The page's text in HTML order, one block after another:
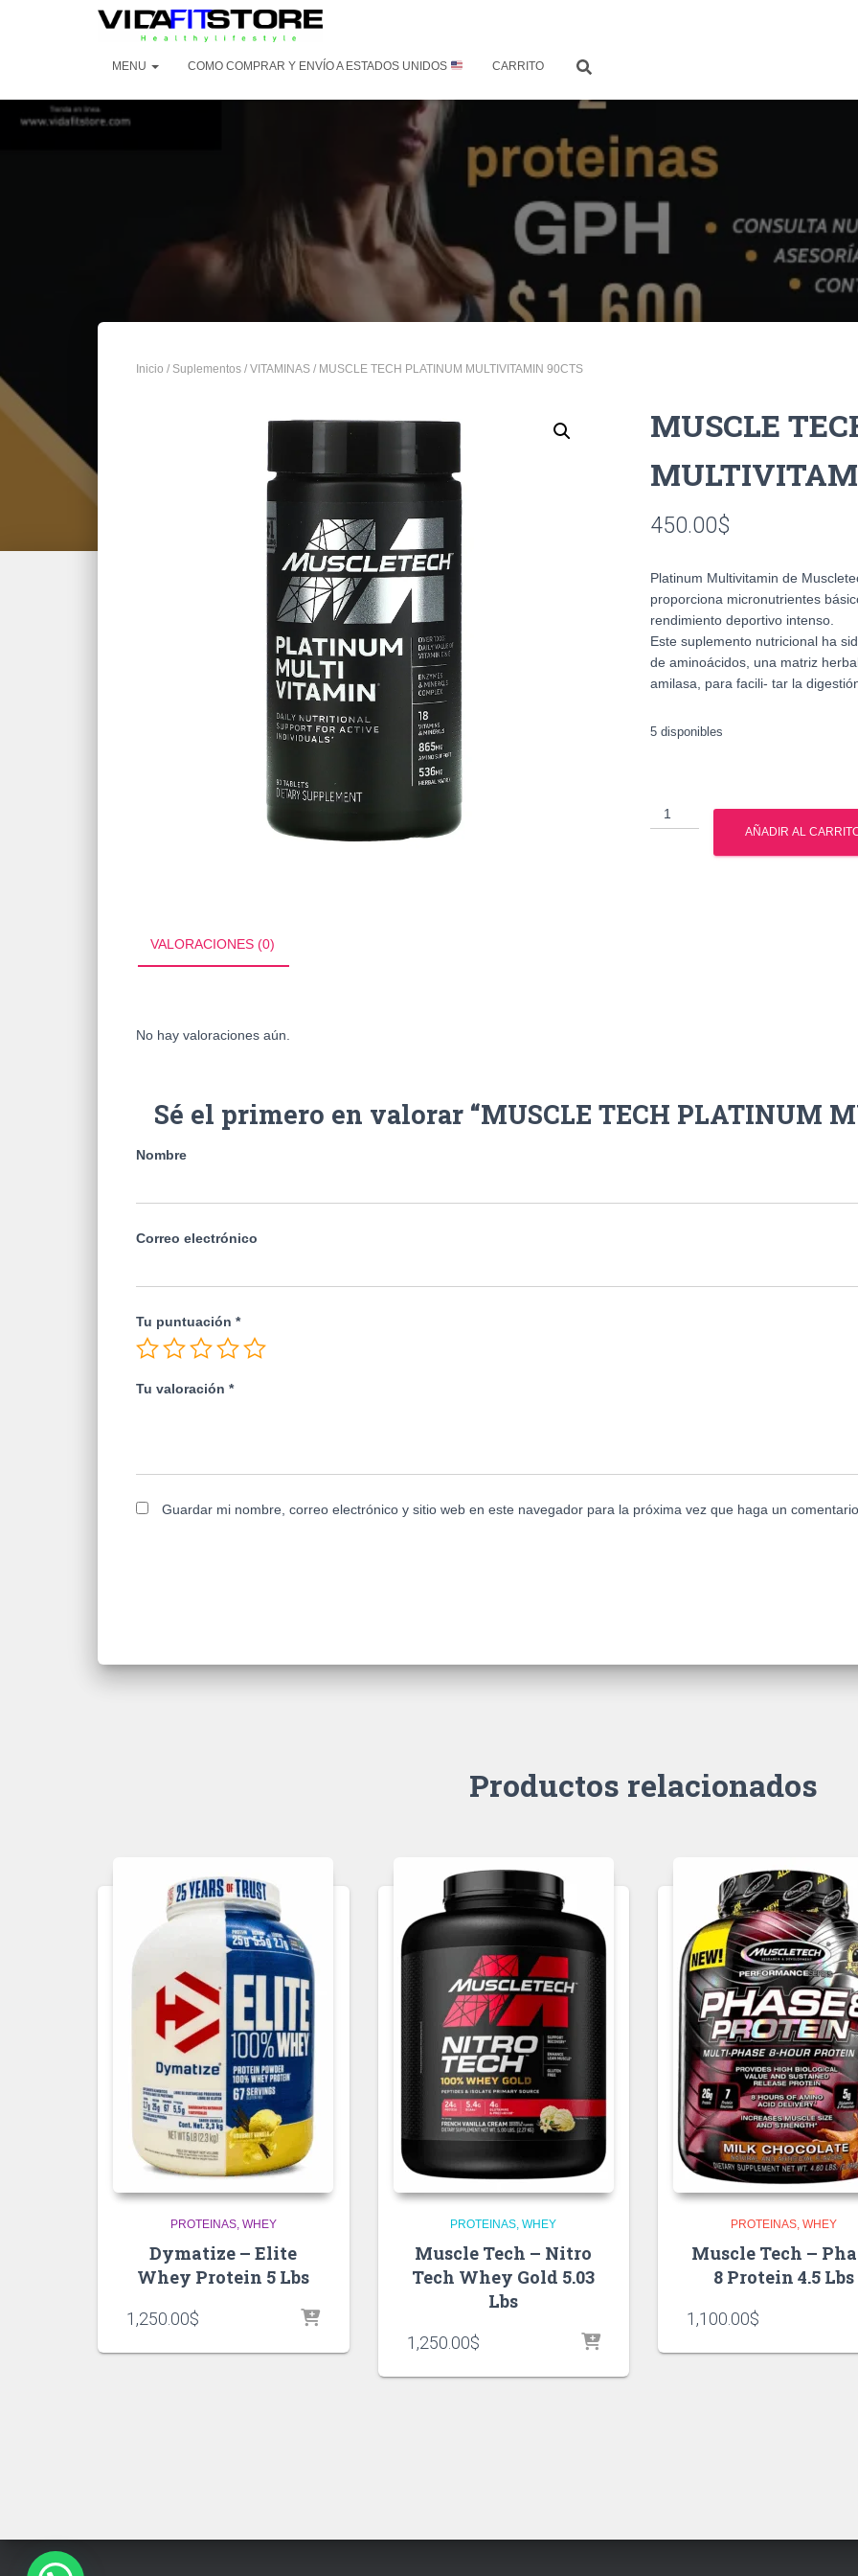
MENU COMO COMPRAR Y ENVÍO A ESTADOS UNIDOS CARRITO
Inicio / Suplementos / VITAMINAS / MUSCLE TECH PLATINUM MULTIVITAMIN 90CTS
MUSCLE
450.00$
Platinum Multivitamin de
proporciona micronutrientes
rendimiento deportivo intenso.
Este suplemento nutricional ha
de aminoácidos, una matriz
amilasa, para facili- tar la
5 disponibles
MUSCLE
TECH
PLATINUM
AÑADIR AL
VALORACIONES (0)
No hay valoraciones aún.
Sé el primero en valorar “MUSCLE TECH PLATINUM
Nombre
Correo electrónico
Tu puntuación *
Tu valoración *
Guardar mi nombre, correo electrónico y sitio web en este navegador para la próxima vez que haga un
Productos relacionados
PROTEINAS WHEY
Dymatize – Elite
Whey Protein 5 Lbs
1,250.00$
PROTEINAS WHEY
Muscle Tech – Nitro
Tech Whey Gold 5.03
Lbs
1,250.00$
PROTEINAS WHEY
Muscle Tech –
8 Protein 4.5 Lbs
1,100.00$